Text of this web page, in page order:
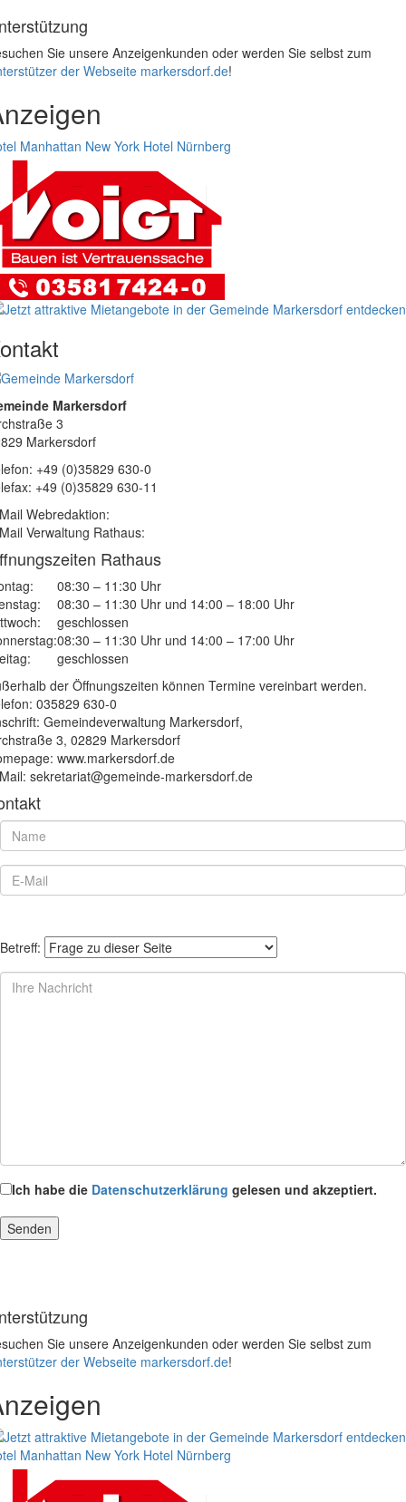
Sie unsere Anzeigenkunden oder werden Sie selbst zum
der Webseite markersdorf.de!
Manhattan New York Hotel Nürnberg
Markersdorf
3
Markersdorf
+49 (0)35829 630-0
+49 (0)35829 630-11
Webredaktion:
Verwaltung Rathaus:
Rathaus
08:30 – 11:30 Uhr
08:30 – 11:30 Uhr und 14:00 – 18:00 Uhr
geschlossen
08:30 – 11:30 Uhr und 14:00 – 17:00 Uhr
geschlossen
der Öffnungszeiten können Termine vereinbart werden.
035829 630-0
Gemeindeverwaltung Markersdorf,
3, 02829 Markersdorf
www.markersdorf.de
sekretariat@gemeinde-markersdorf.de
Betreff:
Ich habe die Datenschutzerklärung gelesen und akzeptiert.
Sie unsere Anzeigenkunden oder werden Sie selbst zum
der Webseite markersdorf.de!
Manhattan New York Hotel Nürnberg